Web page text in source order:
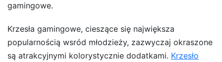
gamingowe.
Krzesła gamingowe, cieszące się największa
popularnością wsród młodzieży, zazwyczaj okraszone
są atrakcyjnymi kolorystycznie dodatkami. Krzesło